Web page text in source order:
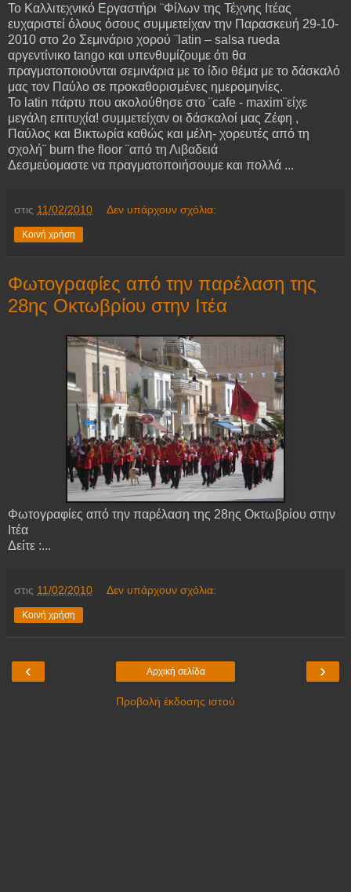
Το Καλλιτεχνικό Εργαστήρι ¨Φίλων της Τέχνης Ιτέας
ευχαριστεί όλους όσους συμμετείχαν την Παρασκευή 29-10-
2010 στο 2ο Σεμινάριο χορού ¨latin – salsa rueda
αργεντίνικο tango και υπενθυμίζουμε ότι θα
πραγματοποιούνται σεμινάρια με το ίδιο θέμα με το δάσκαλό
μας τον Παύλο σε προκαθορισμένες ημερομηνίες.
Το latin πάρτυ που ακολούθησε στο ¨cafe - maxim¨είχε
μεγάλη επιτυχία! συμμετείχαν οι δάσκαλοί μας Ζέφη ,
Παύλος και Βικτωρία καθώς και μέλη- χορευτές από τη
σχολή¨ burn the floor ¨από τη Λιβαδειά
Δεσμεύομαστε να πραγματοποιήσουμε και πολλά ...
στις 11/02/2010 Δεν υπάρχουν σχόλια:
Κοινή χρήση
Φωτογραφίες από την παρέλαση της
28ης Οκτωβρίου στην Ιτέα
Φωτογραφίες από την παρέλαση της 28ης Οκτωβρίου στην
Ιτέα
Δείτε :...
στις 11/02/2010 Δεν υπάρχουν σχόλια:
Κοινή χρήση
‹ ›
Αρχική σελίδα
Προβολή έκδοσης ιστού